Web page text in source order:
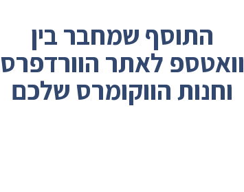
התוסף שמחבר בין
וואטספ לאתר הוורדפרס
וחנות הווקומרס שלכם